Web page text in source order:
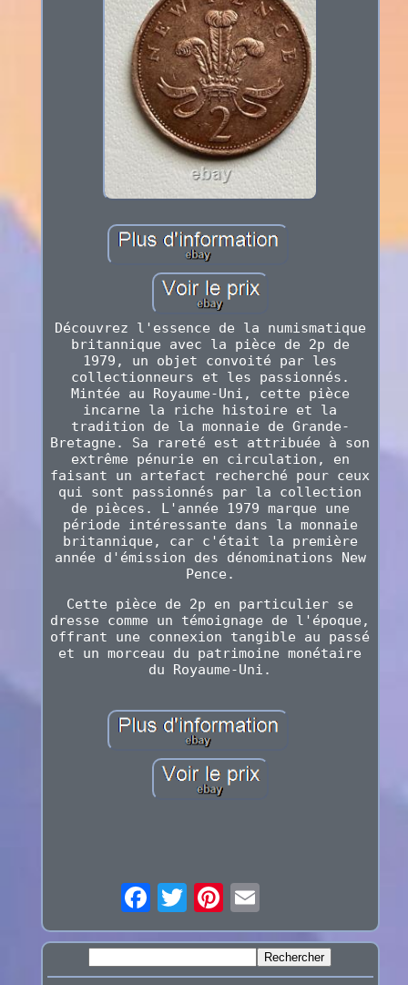
Découvrez l'essence de la numismatique
britannique avec la pièce de 2p de
1979, un objet convoité par les
collectionneurs et les passionnés.
Mintée au Royaume-Uni, cette pièce
incarne la riche histoire et la
tradition de la monnaie de Grande-
Bretagne. Sa rareté est attribuée à son
extrême pénurie en circulation, en
faisant un artefact recherché pour ceux
qui sont passionnés par la collection
de pièces. L'année 1979 marque une
période intéressante dans la monnaie
britannique, car c'était la première
année d'émission des dénominations New
Pence.
Cette pièce de 2p en particulier se
dresse comme un témoignage de l'époque,
offrant une connexion tangible au passé
et un morceau du patrimoine monétaire
du Royaume-Uni.